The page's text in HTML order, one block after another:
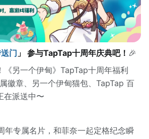
门 」 参与TapTap十周年庆典吧！ 🎉
《另一个伊甸》TapTap十周年福利
徽章、另一个伊甸猫包、TapTap 百
在派送中〜
年专属名片，和菲奈一起定格纪念瞬